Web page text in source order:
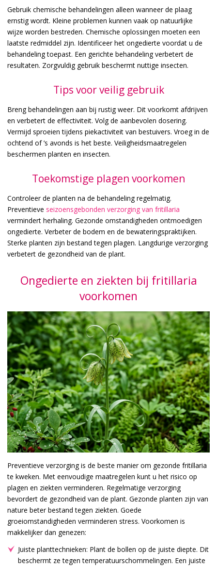
Gebruik chemische behandelingen alleen wanneer de plaag
ernstig wordt. Kleine problemen kunnen vaak op natuurlijke
wijze worden bestreden. Chemische oplossingen moeten een
laatste redmiddel zijn. Identificeer het ongedierte voordat u de
behandeling toepast. Een gerichte behandeling verbetert de
resultaten. Zorgvuldig gebruik beschermt nuttige insecten.
Tips voor veilig gebruik
Breng behandelingen aan bij rustig weer. Dit voorkomt afdrijven
en verbetert de effectiviteit. Volg de aanbevolen dosering.
Vermijd sproeien tijdens piekactiviteit van bestuivers. Vroeg in de
ochtend of ’s avonds is het beste. Veiligheidsmaatregelen
beschermen planten en insecten.
Toekomstige plagen voorkomen
Controleer de planten na de behandeling regelmatig.
Preventieve seizoensgebonden verzorging van fritillaria
vermindert herhaling. Gezonde omstandigheden ontmoedigen
ongedierte. Verbeter de bodem en de bewateringspraktijken.
Sterke planten zijn bestand tegen plagen. Langdurige verzorging
verbetert de gezondheid van de plant.
Ongedierte en ziekten bij fritillaria
voorkomen
Preventieve verzorging is de beste manier om gezonde fritillaria
te kweken. Met eenvoudige maatregelen kunt u het risico op
plagen en ziekten verminderen. Regelmatige verzorging
bevordert de gezondheid van de plant. Gezonde planten zijn van
nature beter bestand tegen ziekten. Goede
groeiomstandigheden verminderen stress. Voorkomen is
makkelijker dan genezen:
Juiste planttechnieken: Plant de bollen op de juiste diepte. Dit
beschermt ze tegen temperatuurschommelingen. Een juiste